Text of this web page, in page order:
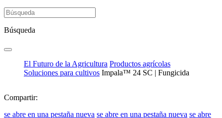
Búsqueda
El Futuro de la Agricultura Productos agrícolas
Soluciones para cultivos Impala™ 24 SC | Fungicida
Compartir:
se abre en una pestaña nueva se abre en una pestaña nueva se abre